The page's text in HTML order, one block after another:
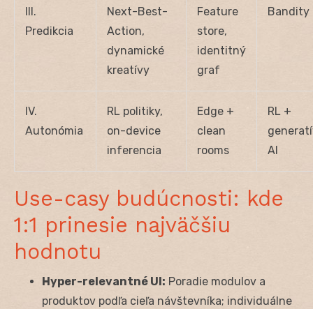
III.
Predikcia
Next-Best-
Action,
dynamické
kreatívy
Feature
store,
identitný
graf
Bandity
IV.
Autonómia
RL politiky,
on-device
inferencia
Edge +
clean
rooms
RL +
AI
Use-casy budúcnosti: kde
1:1 prinesie najväčšiu
hodnotu
Hyper-relevantné UI: Poradie modulov a
produktov podľa cieľa návštevníka; individuálne